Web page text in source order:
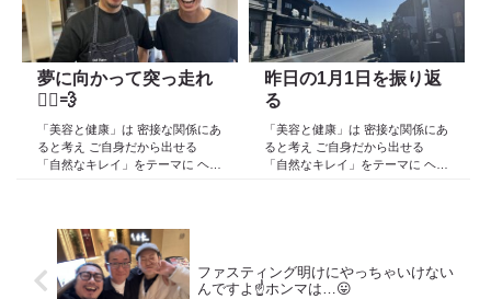
日々の事や...
夢に向かって突っ走れ
🏃‍♂️💨
「美容と健康」は 密接な関係にあ
ると考え ご自身だから出せる
「自然なキレイ」をテーマに ヘア
より スタートしたこのブログ
日々の事や...
昨日の1月1日を振り返
る
「美容と健康」は 密接な関係にあ
ると考え ご自身だから出せる
「自然なキレイ」をテーマに ヘア
ファスティング明けにやっちゃいけない
んですよ☝️ホンマは…😛